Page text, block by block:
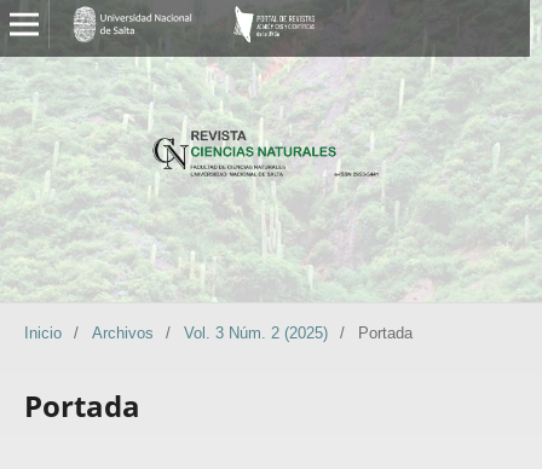
Inicio / Archivos / Vol. 3 Núm. 2 (2025) / Portada
Portada